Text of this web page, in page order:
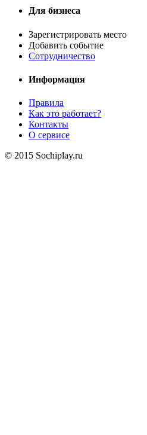
Для бизнеса
Зарегистрировать место
Добавить событие
Сотрудничество
Информация
Правила
Как это работает?
Контакты
О сервисе
© 2015 Sochiplay.ru